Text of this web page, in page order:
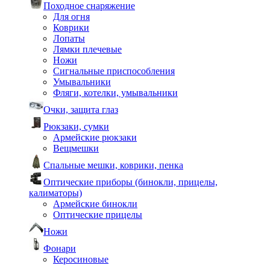
Походное снаряжение
Для огня
Коврики
Лопаты
Лямки плечевые
Ножи
Сигнальные приспособления
Умывальники
Фляги, котелки, умывальники
Очки, защита глаз
Рюкзаки, сумки
Армейские рюкзаки
Вещмешки
Спальные мешки, коврики, пенка
Оптические приборы (бинокли, прицелы,
калиматоры)
Армейские бинокли
Оптические прицелы
Ножи
Фонари
Керосиновые